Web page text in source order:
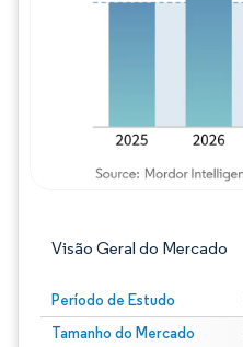
Visão Geral do Mercado
Período de Estudo
Tamanho do Mercado